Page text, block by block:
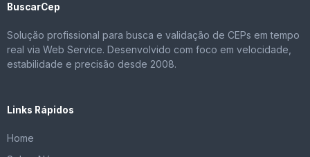
BuscarCep
Solução profissional para busca e validação de CEPs em tempo
real via Web Service. Desenvolvido com foco em velocidade,
estabilidade e precisão desde 2008.
Links Rápidos
Home